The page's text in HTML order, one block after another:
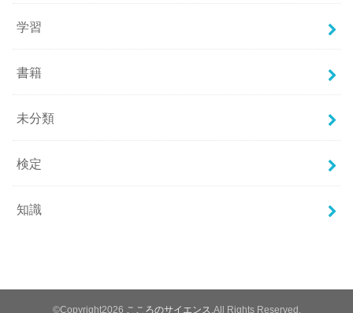
学習
書籍
未分類
検定
知識
©Copyright2026 こころのサイエンス .All Rights Reserved.